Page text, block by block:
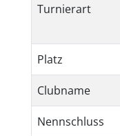
Turnierart
Platz
Clubname
Nennschluss